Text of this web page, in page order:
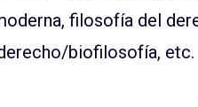
filosofía del
biofilosofía, etc.